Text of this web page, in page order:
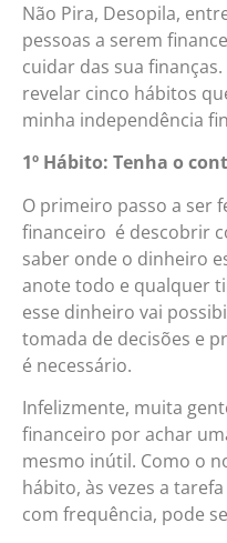
Não Pira, Desopila,
pessoas a serem
cuidar das sua
revelar cinco hábitos
minha independência
1º Hábito: Tenha o
O primeiro passo a ser
financeiro é descobrir
saber onde o dinheiro
anote todo e qualquer
esse dinheiro vai
tomada de decisões e
é necessário.
Infelizmente, muita
financeiro por achar
mesmo inútil. Como o
hábito, às vezes a
com frequência, pode